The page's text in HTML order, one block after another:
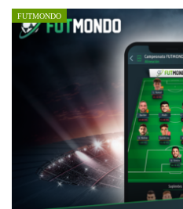
FUTMONDO